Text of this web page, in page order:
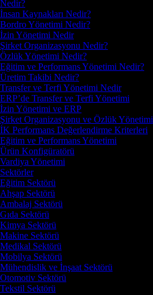
Nedir?
İnsan Kaynakları Nedir?
Bordro Yönetimi Nedir?
İzin Yönetimi Nedir
Şirket Organizasyonu Nedir?
Özlük Yönetimi Nedir?
Eğitim ve Performans Yönetimi Nedir?
Üretim Takibi Nedir?
Transfer ve Terfi Yönetimi Nedir
ERP’de Transfer ve Terfi Yönetimi
İzin Yönetimi ve ERP
Şirket Organizasyonu ve Özlük Yönetimi
İK Performans Değerlendirme Kriterleri
Eğitim ve Performans Yönetimi
Ürün Konfigüratörü
Vardiya Yönetimi
Sektörler
Eğitim Sektörü
Ahşap Sektörü
Ambalaj Sektörü
Gıda Sektörü
Kimya Sektörü
Makine Sektörü
Medikal Sektörü
Mobilya Sektörü
Mühendislik ve İnşaat Sektörü
Otomotiv Sektörü
Tekstil Sektörü